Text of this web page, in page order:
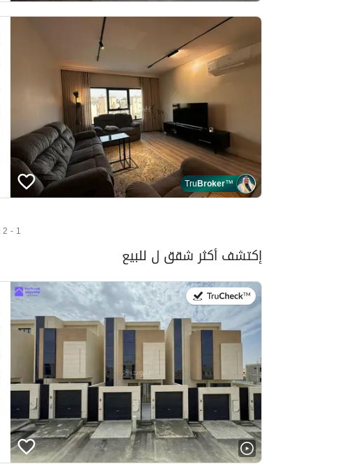
TruBroker™
1 - 2 من 2 شقق
إكتشف أكثر شقق ل للبيع
في:28 يوليو 2026